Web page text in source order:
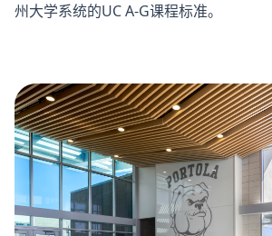
州大学系统的UC A-G课程标准。